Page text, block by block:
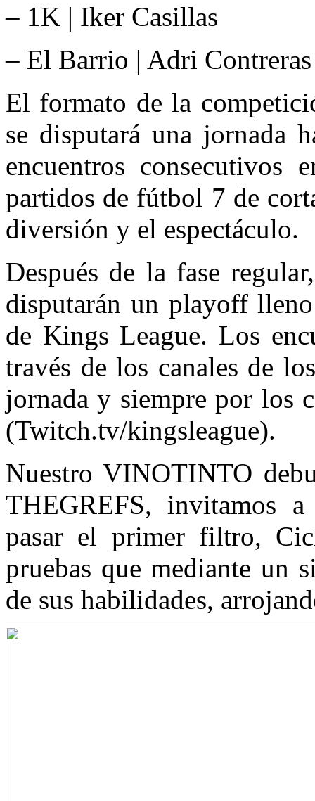
– 1K | Iker Casillas
– El Barrio | Adri Contreras
El formato de la
se disputará una jornada
encuentros
partidos de fútbol 7 de
diversión y el espectáculo.
Después de la fase
disputarán un playoff
de Kings League. Los
través de los canales de
jornada y siempre por los
(Twitch.tv/kingsleague).
Nuestro VINOTINTO
THEGREFS, invitamos
pasar el primer filtro,
pruebas que mediante un
de sus habilidades,